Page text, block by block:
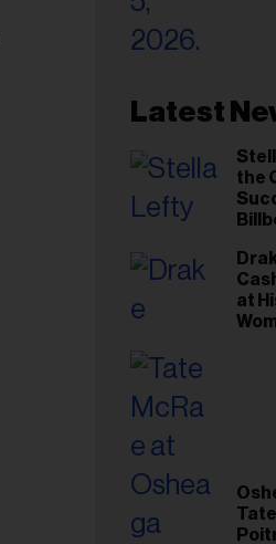
Latest
the
at